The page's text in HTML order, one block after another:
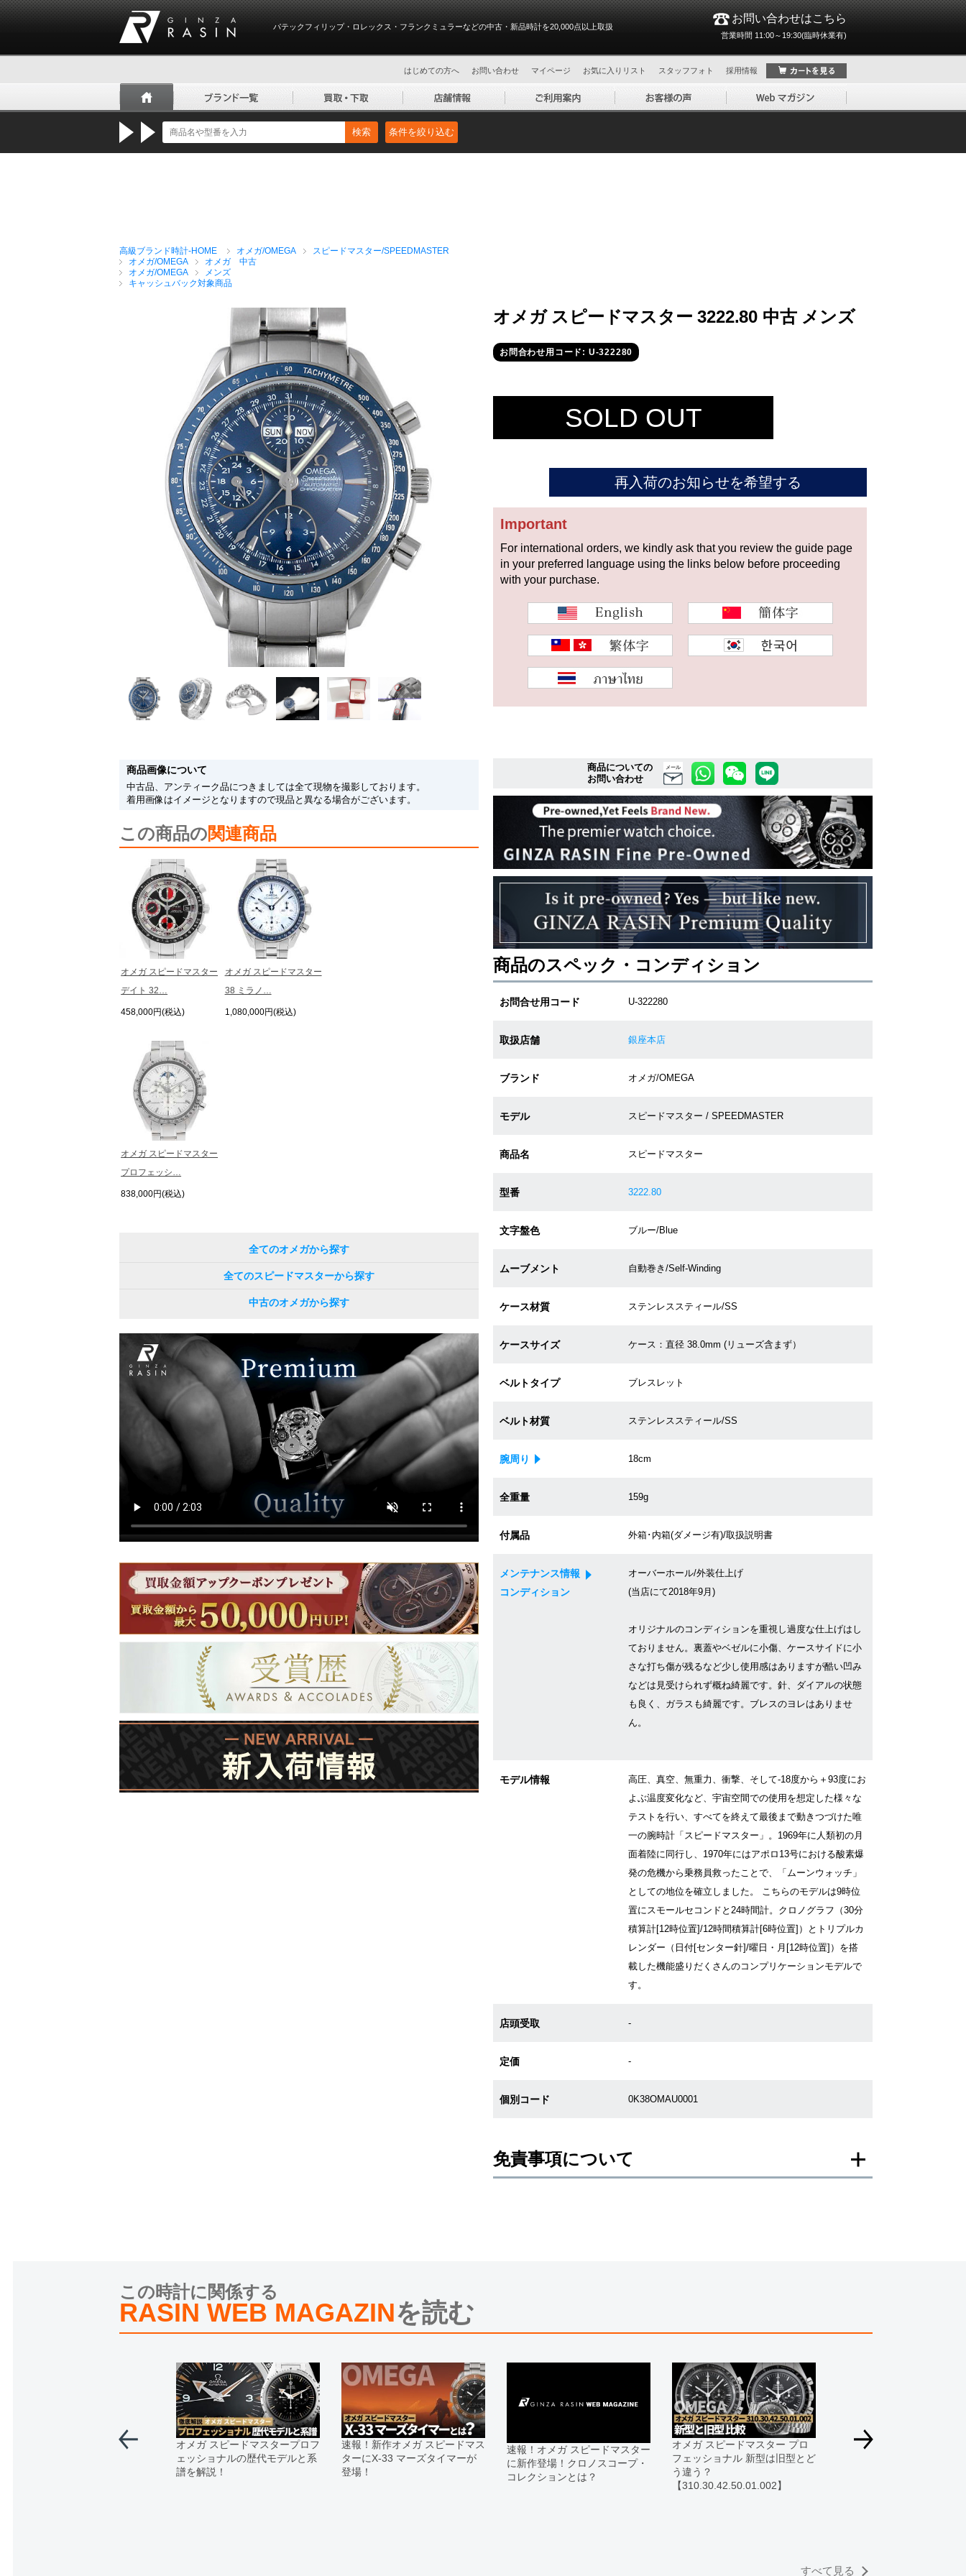
パテックフィリップ・ロレックス・フランクミュラーなどの中古・新品時計を20,000点以上取扱
お問い合わせはこちら
営業時間 11:00～19:30(臨時休業有)
はじめての方へ お問い合わせ マイページ お気に入りリスト スタッフフォト 採用情報
検索 条件を絞り込む
高級ブランド時計-HOME オメガ/OMEGA
スピードマスター/SPEEDMASTER
オメガ/OMEGA
オメガ 中古
オメガ/OMEGA
メンズ
キャッシュバック対象商品
オメガ スピードマスター 3222.80 中古 メンズ
お問合わせ用コード: U-322280
SOLD OUT
再入荷のお知らせを希望する
Important
For international orders, we kindly ask that you review the guide page
in your preferred language using the links below before proceeding
with your purchase.
商品画像について
中古品、アンティーク品につきましては全て現物を撮影しております。
着用画像はイメージとなりますので現品と異なる場合がございます。
この商品の関連商品
オメガ スピードマスター
デイト 32…
458,000円(税込)
オメガ スピードマスター
プロフェッシ…
838,000円(税込)
オメガ スピードマスター
38 ミラノ…
1,080,000円(税込)
全てのオメガから探す
全てのスピードマスターから探す
中古のオメガから探す
商品についての
お問い合わせ
メール
商品のスペック・コンディション
お問合せ用コード U-322280
取扱店舗 銀座本店
ブランド オメガ/OMEGA
モデル スピードマスター / SPEEDMASTER
商品名 スピードマスター
型番 3222.80
文字盤色 ブルー/Blue
ムーブメント 自動巻き/Self-Winding
ケース材質 ステンレススティール/SS
ケースサイズ ケース：直径 38.0mm (リューズ含まず）
ベルトタイプ ブレスレット
ベルト材質 ステンレススティール/SS
腕周り 18cm
全重量 159g
付属品 外箱･内箱(ダメージ有)/取扱説明書
メンテナンス情報
コンディション
オーバーホール/外装仕上げ
(当店にて2018年9月)
オリジナルのコンディションを重視し過度な仕上げはし
ておりません。裏蓋やベゼルに小傷、ケースサイドに小
さな打ち傷が残るなど少し使用感はありますが酷い凹み
などは見受けられず概ね綺麗です。針、ダイアルの状態
も良く、ガラスも綺麗です。ブレスのヨレはありませ
ん。
モデル情報
高圧、真空、無重力、衝撃、そして-18度から＋93度にお
よぶ温度変化など、宇宙空間での使用を想定した様々な
テストを行い、すべてを終えて最後まで動きつづけた唯
一の腕時計「スピードマスター」。1969年に人類初の月
面着陸に同行し、1970年にはアポロ13号における酸素爆
発の危機から乗務員救ったことで、「ムーンウォッチ」
としての地位を確立しました。 こちらのモデルは9時位
置にスモールセコンドと24時間計。クロノグラフ（30分
積算計[12時位置]/12時間積算計[6時位置]）とトリプルカ
レンダー（日付[センター針]/曜日・月[12時位置]）を搭
載した機能盛りだくさんのコンプリケーションモデルで
す。
店頭受取 -
定価 -
個別コード 0K38OMAU0001
免責事項について
※当店では店頭販売も行っております為、サイトでのご注文と店頭処理との時間差で在庫
また、ご来店にてご購入を希望される場合にも、事前に在庫の確認をお電話かメールにて
お問い合わせいただけますようお願いいたします。
※アンティーク品やユーズド品の場合、外装および内部機械に代替部品を使用している場
※表示の定価は、入荷時の価格となっております。
現在の定価と異なる場合がございますのでご了承くださいませ。
この時計に関係する
RASIN WEB MAGAZINを読む
オメガ スピードマスタープロフ
ェッショナルの歴代モデルと系
譜を解説！
速報！新作オメガ スピードマス
ターにX-33 マーズタイマーが
登場！
速報！オメガ スピードマスター
に新作登場！クロノスコープ・
コレクションとは？
オメガ スピードマスター プロ
フェッショナル 新型は旧型とど
う違う？
【310.30.42.50.01.002】
すべて見る